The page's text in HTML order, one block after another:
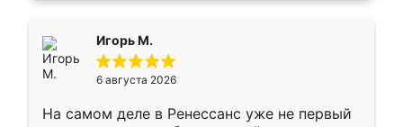
Игорь М.
6 августа 2026
На самом деле в Ренессанс уже не первый